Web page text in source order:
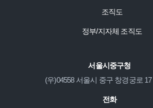
조직도
정부/지자체 조직도
서울시중구청
(우)04558 서울시 중구 창경궁로
전화